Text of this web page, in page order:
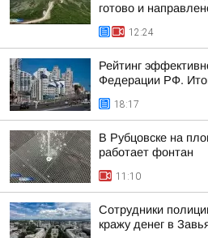
готово и
12:24
Рейтинг
Федерации РФ.
18:17
В Рубцовске на
работает фонтан
11:10
Сотрудники
кражу денег в